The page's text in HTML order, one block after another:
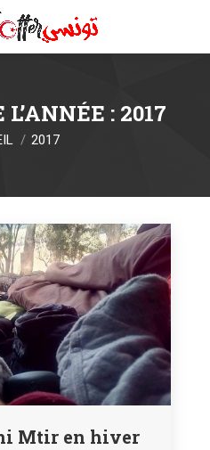
: 2017
2017
Mtir en hiver